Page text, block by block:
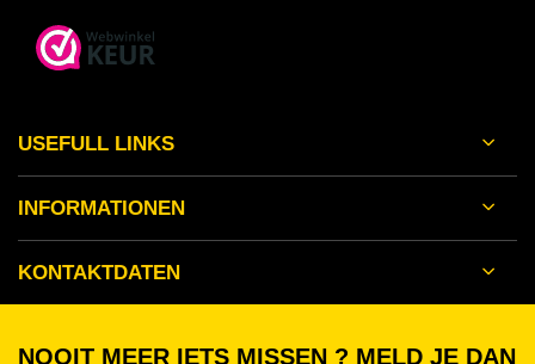
USEFULL LINKS
INFORMATIONEN
KONTAKTDATEN
NOOIT MEER IETS MISSEN ? MELD JE DAN